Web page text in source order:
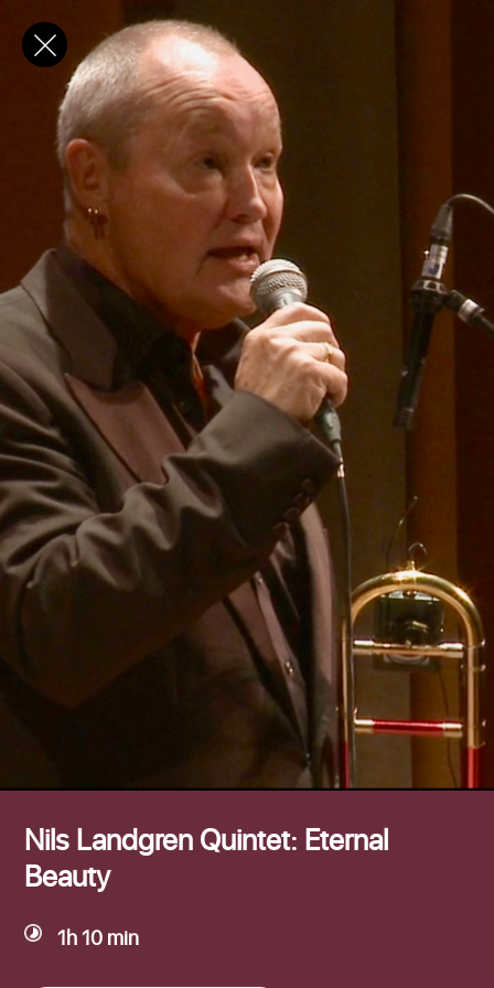
✕
E-post
Förnamn
Efternamn
Nils Landgren Quintet: Eternal
Beauty
1h 10 min